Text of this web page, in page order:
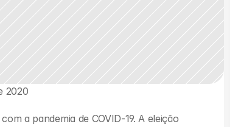
2020
a pandemia de COVID-19. A eleição